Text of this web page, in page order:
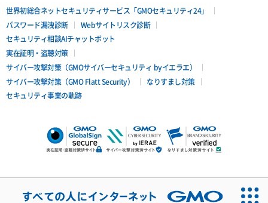
世界初総合ネットセキュリティサービス「GMOセキュリティ24」
パスワード漏洩診断
Webサイトリスク診断
セキュリティ相談AIチャットボット
実在証明・盗聴対策
サイバー攻撃対策（GMOサイバーセキュリティ byイエラエ）
サイバー攻撃対策（GMO Flatt Security）
なりすまし対策
セキュリティ事業の軌跡